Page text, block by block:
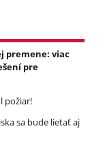
premene: viac
pre
požiar!
sa bude lietať aj